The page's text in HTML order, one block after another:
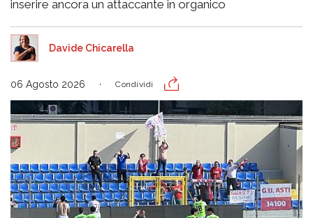
inserire ancora un attaccante in organico
Davide Chicarella
06 Agosto 2026 Condividi